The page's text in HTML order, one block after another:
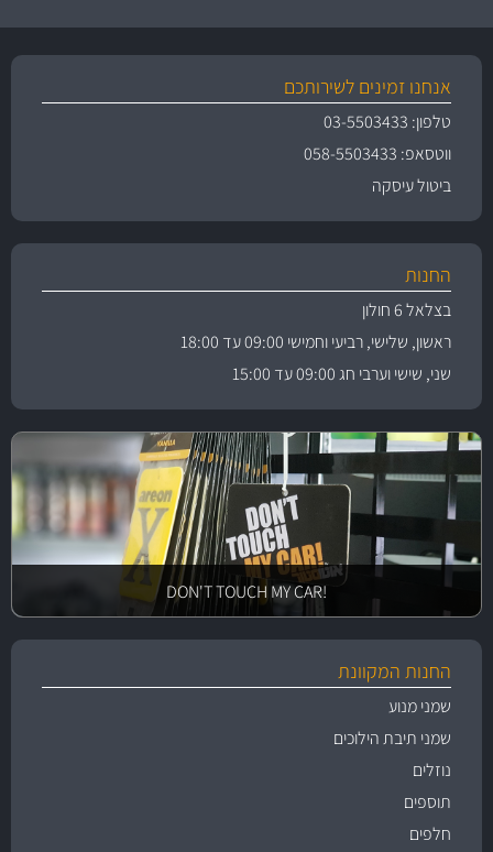
אנחנו זמינים לשירותכם
טלפון: 03-5503433
ווטסאפ: 058-5503433
ביטול עיסקה
החנות
בצלאל 6 חולון
ראשון, שלישי, רביעי וחמישי 09:00 עד 18:00
שני, שישי וערבי חג 09:00 עד 15:00
!DON'T TOUCH MY CAR
החנות המקוונת
שמני מנוע
שמני תיבת הילוכים
נוזלים
תוספים
חלפים